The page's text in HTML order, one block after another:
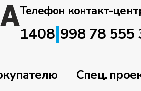
Телефон контакт-
1408|998 78 555
Спец.